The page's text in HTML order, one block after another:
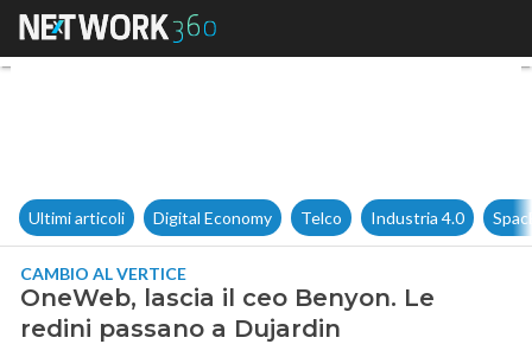
OneWeb, lascia il ceo
Ultimi articoli Digital Economy Telco Industria 4.0
CAMBIO AL VERTICE
OneWeb, lascia il ceo Benyon. Le
redini passano a Dujardin